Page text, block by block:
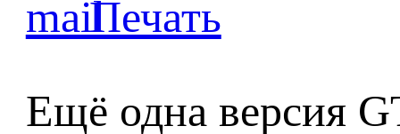
Ещё одна версия